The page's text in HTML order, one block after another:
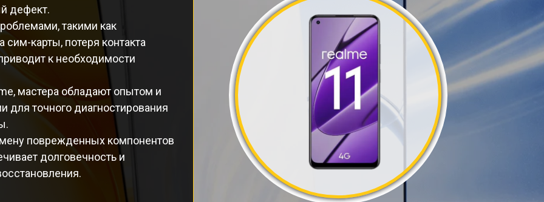
дефект.
такими как
сим-карты, потеря контакта
к необходимости
мастера обладают опытом и
для точного диагностирования
поврежденных компонентов
долговечность и